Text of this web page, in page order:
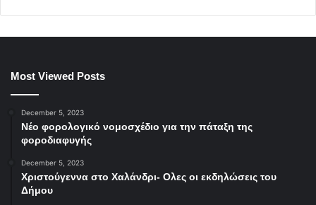
Most Viewed Posts
December 5, 2023
Νέο φορολογικό νομοσχέδιο για την πάταξη της
φοροδιαφυγής
December 5, 2023
Χριστούγεννα στο Χαλάνδρι- Ολες οι εκδηλώσεις του
Δήμου